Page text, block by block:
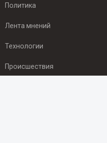
Политика
Лента мнений
Технологии
Происшествия